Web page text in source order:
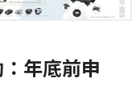
年底前申